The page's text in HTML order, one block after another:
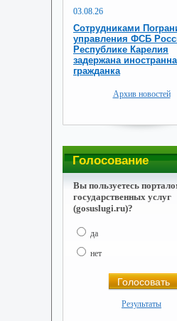
03.08.26
Сотрудниками
управления ФСБ
Республике Карелия
задержана
гражданка
Архив новостей
Голосование
Вы пользуетесь
государственных услуг
(gosuslugi.ru)?
да
нет
Результаты